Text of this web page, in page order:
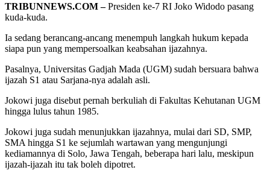
TRIBUNNEWS.COM –Presiden ke-7 RI Joko Widodo pasang
kuda-kuda.
Ia sedang berancang-ancang menempuh langkah hukum kepada
siapa pun yang mempersoalkan keabsahan ijazahnya.
Pasalnya, Universitas Gadjah Mada (UGM) sudah bersuara bahwa
ijazah S1 atau Sarjana-nya adalah asli.
Jokowi juga disebut pernah berkuliah di Fakultas Kehutanan UGM
hingga lulus tahun 1985.
Jokowi juga sudah menunjukkan ijazahnya, mulai dari SD, SMP,
SMA hingga S1 ke sejumlah wartawan yang mengunjungi
kediamannya di Solo, Jawa Tengah, beberapa hari lalu, meskipun
ijazah-ijazah itu tak boleh dipotret.